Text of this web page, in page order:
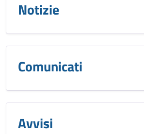
Notizie
Comunicati
Avvisi